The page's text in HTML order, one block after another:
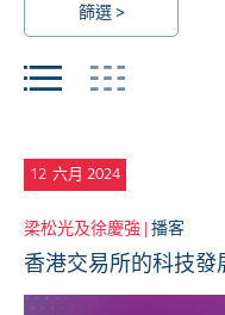
篩選 >
12 六月 2024
梁松光及徐慶強 |播客
香港交易所的科技發